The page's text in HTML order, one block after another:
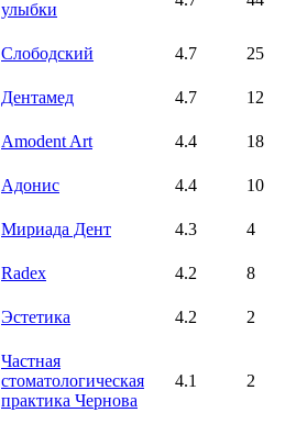
улыбки
Слободский 4.7
25
Дентамед 4.7
12
Amodent Art 4.4
18
Адонис 4.4
10
Мириада Дент 4.3
4
Radex 4.2
8
Эстетика 4.2
2
Частная
стоматологическая
практика Чернова
4.1 2